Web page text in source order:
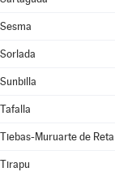
Sesma
Sorlada
Sunbilla
Tafalla
Tiebas-Muruarte de Reta
Tirapu